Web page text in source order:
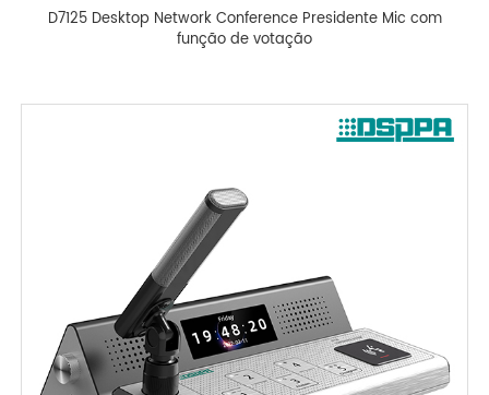
D7125 Desktop Network Conference Presidente Mic com
função de votação